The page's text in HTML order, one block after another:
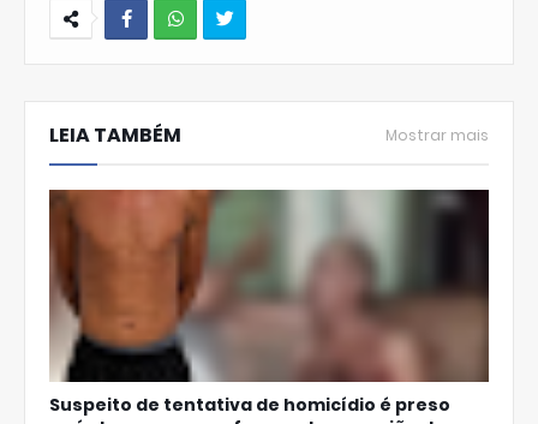
hats
Ap
LEIA TAMBÉM Mostrar mais
Suspeito de tentativa de homicídio é preso